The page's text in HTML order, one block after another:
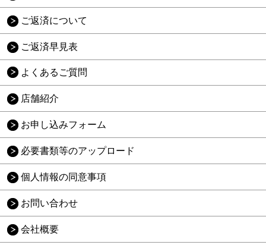
ご返済について
ご返済早見表
よくあるご質問
店舗紹介
お申し込みフォーム
必要書類等のアップロード
個人情報の同意事項
お問い合わせ
会社概要